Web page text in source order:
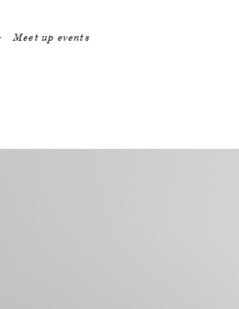
Meet up events